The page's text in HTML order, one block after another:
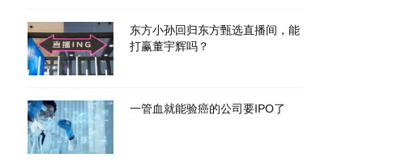
东方小孙回归东方甄选直播间，能
打赢董宇辉吗？
一管血就能验癌的公司要IPO了